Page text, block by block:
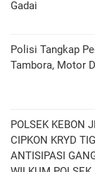
Gadai
Polisi Tangkap
Tambora, Motor
POLSEK KEBON
CIPKON KRYD
ANTISIPASI